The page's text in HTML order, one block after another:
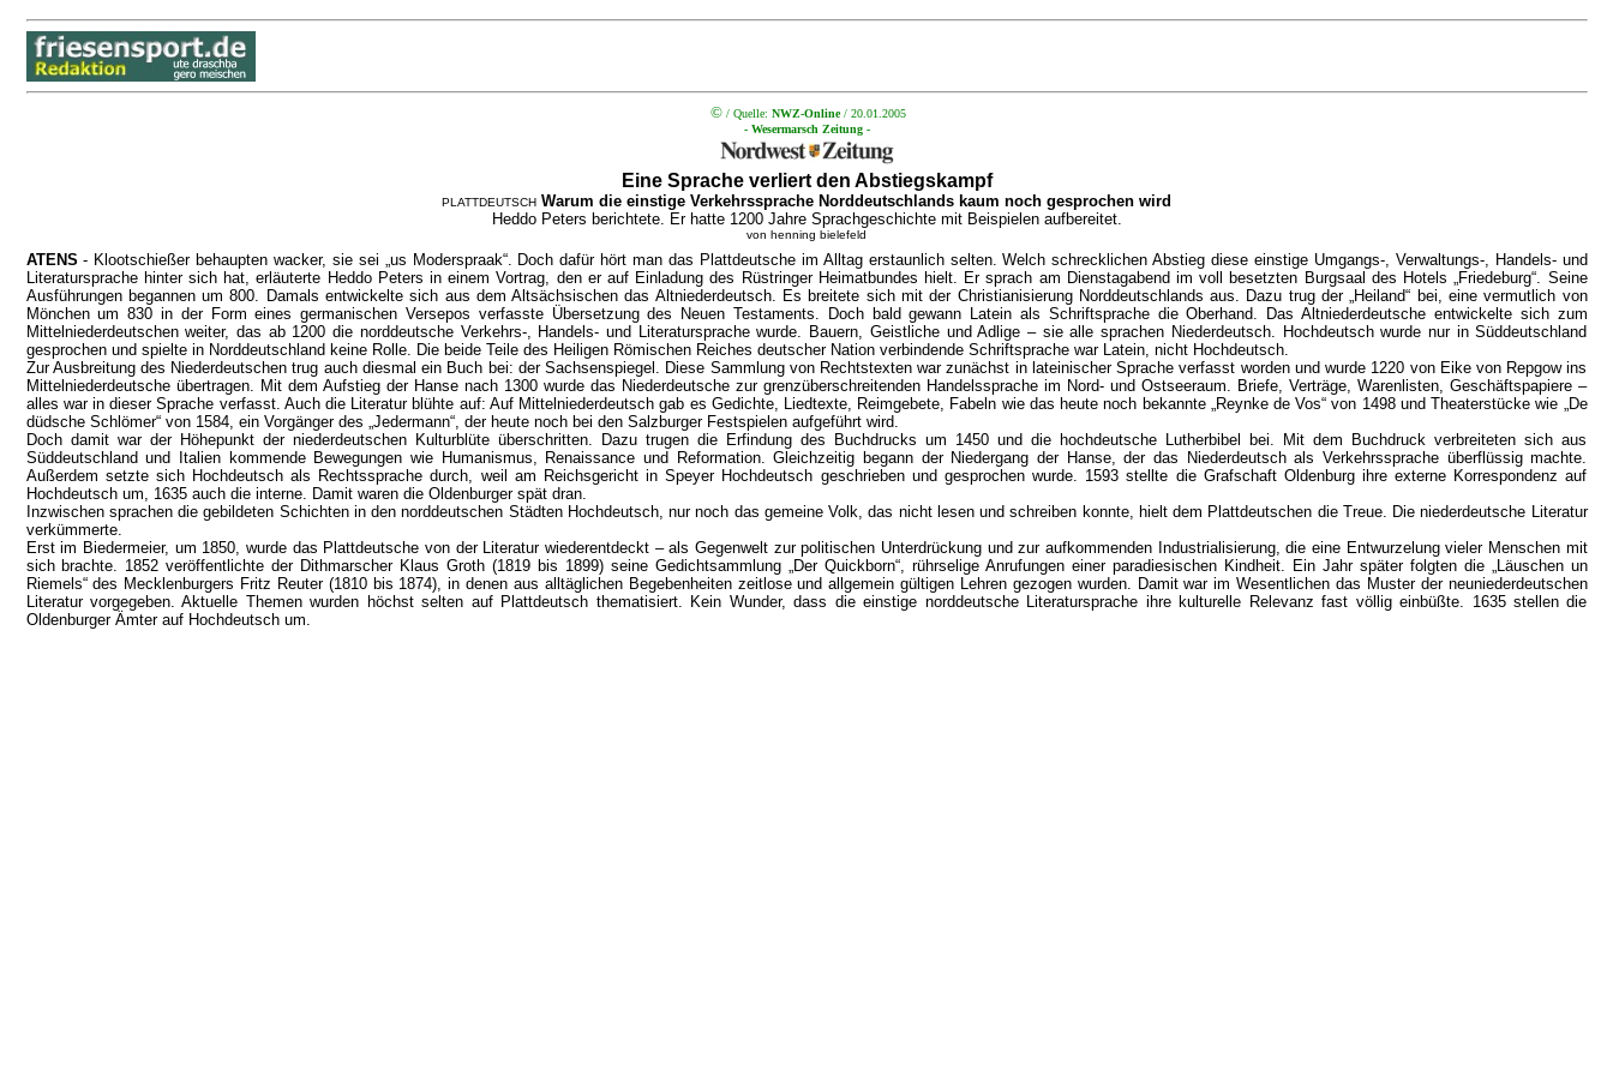
© / Quelle: NWZ-Online/ 20.01.2005
- Wesermarsch Zeitung -
Eine Sprache verliert den Abstiegskampf
PLATTDEUTSCH Warum die einstige Verkehrssprache Norddeutschlands kaum noch gesprochen wird
Heddo Peters berichtete. Er hatte 1200 Jahre Sprachgeschichte mit Beispielen aufbereitet.
von henning bielefeld
ATENS - Klootschießer behaupten wacker, sie sei „us Moderspraak“. Doch dafür hört man das Plattdeutsche im Alltag erstaunlich selten. Welch schrecklichen Abstieg diese einstige Umgangs-, Verwaltungs-, Handels- und
Literatursprache hinter sich hat, erläuterte Heddo Peters in einem Vortrag, den er auf Einladung des Rüstringer Heimatbundes hielt. Er sprach am Dienstagabend im voll besetzten Burgsaal des Hotels „Friedeburg“. Seine
Ausführungen begannen um 800. Damals entwickelte sich aus dem Altsächsischen das Altniederdeutsch. Es breitete sich mit der Christianisierung Norddeutschlands aus. Dazu trug der „Heiland“ bei, eine vermutlich von
Mönchen um 830 in der Form eines germanischen Versepos verfasste Übersetzung des Neuen Testaments. Doch bald gewann Latein als Schriftsprache die Oberhand. Das Altniederdeutsche entwickelte sich zum
Mittelniederdeutschen weiter, das ab 1200 die norddeutsche Verkehrs-, Handels- und Literatursprache wurde. Bauern, Geistliche und Adlige – sie alle sprachen Niederdeutsch. Hochdeutsch wurde nur in Süddeutschland
gesprochen und spielte in Norddeutschland keine Rolle. Die beide Teile des Heiligen Römischen Reiches deutscher Nation verbindende Schriftsprache war Latein, nicht Hochdeutsch.
Zur Ausbreitung des Niederdeutschen trug auch diesmal ein Buch bei: der Sachsenspiegel. Diese Sammlung von Rechtstexten war zunächst in lateinischer Sprache verfasst worden und wurde 1220 von Eike von Repgow ins
Mittelniederdeutsche übertragen. Mit dem Aufstieg der Hanse nach 1300 wurde das Niederdeutsche zur grenzüberschreitenden Handelssprache im Nord- und Ostseeraum. Briefe, Verträge, Warenlisten, Geschäftspapiere –
alles war in dieser Sprache verfasst. Auch die Literatur blühte auf: Auf Mittelniederdeutsch gab es Gedichte, Liedtexte, Reimgebete, Fabeln wie das heute noch bekannte „Reynke de Vos“ von 1498 und Theaterstücke wie „De
düdsche Schlömer“ von 1584, ein Vorgänger des „Jedermann“, der heute noch bei den Salzburger Festspielen aufgeführt wird.
Doch damit war der Höhepunkt der niederdeutschen Kulturblüte überschritten. Dazu trugen die Erfindung des Buchdrucks um 1450 und die hochdeutsche Lutherbibel bei. Mit dem Buchdruck verbreiteten sich aus
Süddeutschland und Italien kommende Bewegungen wie Humanismus, Renaissance und Reformation. Gleichzeitig begann der Niedergang der Hanse, der das Niederdeutsch als Verkehrssprache überflüssig machte.
Außerdem setzte sich Hochdeutsch als Rechtssprache durch, weil am Reichsgericht in Speyer Hochdeutsch geschrieben und gesprochen wurde. 1593 stellte die Grafschaft Oldenburg ihre externe Korrespondenz auf
Hochdeutsch um, 1635 auch die interne. Damit waren die Oldenburger spät dran.
Inzwischen sprachen die gebildeten Schichten in den norddeutschen Städten Hochdeutsch, nur noch das gemeine Volk, das nicht lesen und schreiben konnte, hielt dem Plattdeutschen die Treue. Die niederdeutsche Literatur
verkümmerte.
Erst im Biedermeier, um 1850, wurde das Plattdeutsche von der Literatur wiederentdeckt – als Gegenwelt zur politischen Unterdrückung und zur aufkommenden Industrialisierung, die eine Entwurzelung vieler Menschen mit
sich brachte. 1852 veröffentlichte der Dithmarscher Klaus Groth (1819 bis 1899) seine Gedichtsammlung „Der Quickborn“, rührselige Anrufungen einer paradiesischen Kindheit. Ein Jahr später folgten die „Läuschen un
Riemels“ des Mecklenburgers Fritz Reuter (1810 bis 1874), in denen aus alltäglichen Begebenheiten zeitlose und allgemein gültigen Lehren gezogen wurden. Damit war im Wesentlichen das Muster der neuniederdeutschen
Literatur vorgegeben. Aktuelle Themen wurden höchst selten auf Plattdeutsch thematisiert. Kein Wunder, dass die einstige norddeutsche Literatursprache ihre kulturelle Relevanz fast völlig einbüßte. 1635 stellen die
Oldenburger Ämter auf Hochdeutsch um.